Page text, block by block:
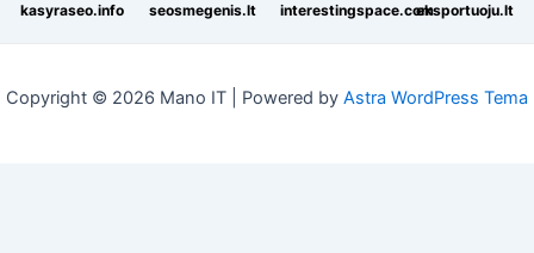
kasyraseo.info seosmegenis.lt interestingspace.comeksportuoju.lt
Copyright © 2026 Mano IT | Powered by Astra WordPress Tema